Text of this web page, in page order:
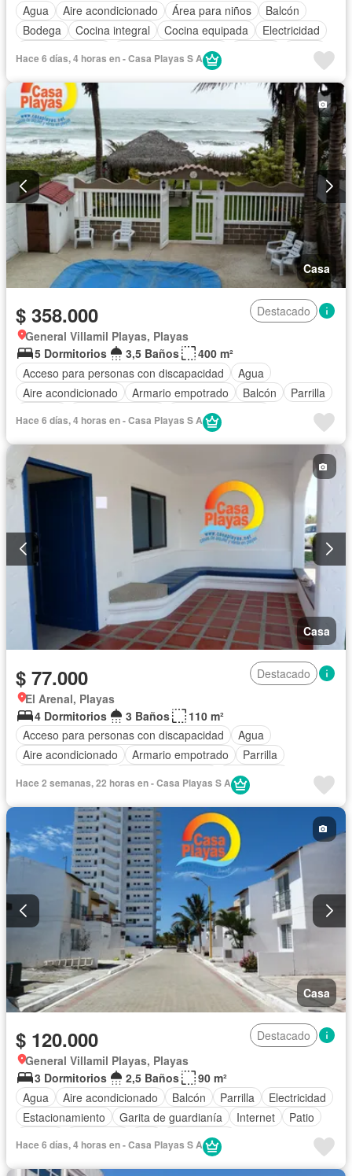
Agua
Aire acondicionado Área para niños
Balcón
Bodega
Cocina integral Cocina equipada
Electricidad
Garita de guardianía
Jardín
Vista panorámica
Parcialmente amoblado
Hace 6 días, 4 horas en - Casa Playas S A
Casa
$ 358.000
Destacado
General Villamil Playas, Playas
5 Dormitorios
3,5 Baños
400 m²
Acceso para personas con discapacidad
Agua
Aire acondicionado
Armario empotrado Balcón
Parrilla
Cuarto de servicio
Estacionamiento Internet
Completamente amoblado
Hace 6 días, 4 horas en - Casa Playas S A
Casa
$ 77.000
Destacado
El Arenal, Playas
4 Dormitorios
3 Baños
110 m²
Acceso para personas con discapacidad
Agua
Aire acondicionado
Armario empotrado
Parrilla
Electricidad
Garita de guardianía Internet
Jardín
Piscina Seguridad
Wifi
Completamente amoblado
Hace 2 semanas, 22 horas en - Casa Playas S A
Casa
$ 120.000
Destacado
General Villamil Playas, Playas
3 Dormitorios
2,5 Baños
90 m²
Agua
Aire acondicionado Balcón Parrilla
Electricidad
Estacionamiento
Garita de guardianía Internet
Patio
Sin amoblar
Hace 6 días, 4 horas en - Casa Playas S A